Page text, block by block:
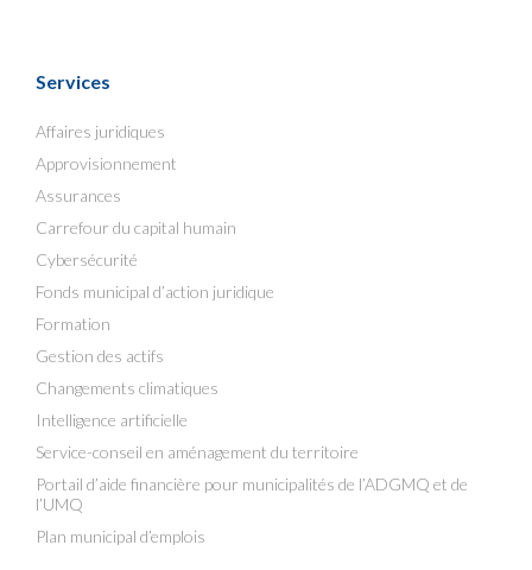
Services
Affaires juridiques
Approvisionnement
Assurances
Carrefour du capital humain
Cybersécurité
Fonds municipal d’action juridique
Formation
Gestion des actifs
Changements climatiques
Intelligence artificielle
Service-conseil en aménagement du territoire
Portail d’aide financière pour municipalités de l’ADGMQ et de
l’UMQ
Plan municipal d’emplois